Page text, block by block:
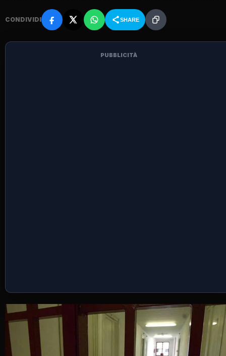
CONDIVIDI SHARE
PUBBLICITÀ